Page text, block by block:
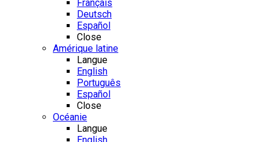
Français
Deutsch
Español
Close
Amérique latine
Langue
English
Português
Español
Close
Océanie
Langue